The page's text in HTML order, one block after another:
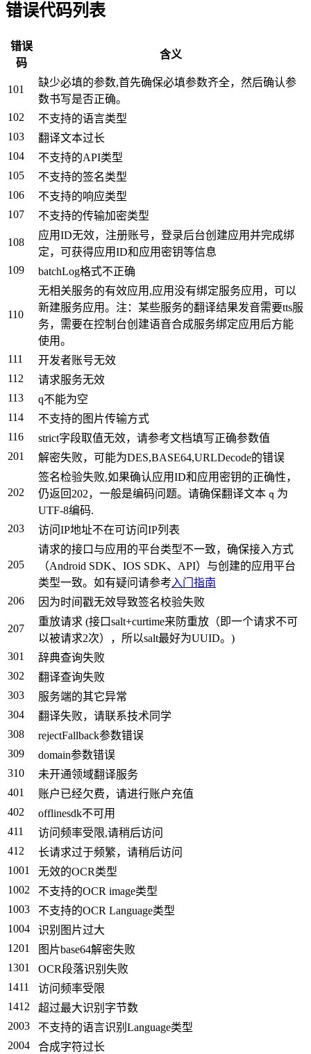
错误代码列表
错误
码
含义
101
缺少必填的参数,首先确保必填参数齐全，然后确认参
数书写是否正确。
102
不支持的语言类型
103
翻译文本过长
104
不支持的API类型
105
不支持的签名类型
106
不支持的响应类型
107
不支持的传输加密类型
108
应用ID无效，注册账号，登录后台创建应用并完成绑
定，可获得应用ID和应用密钥等信息
109
batchLog格式不正确
110
无相关服务的有效应用,应用没有绑定服务应用，可以
新建服务应用。注：某些服务的翻译结果发音需要tts服
务，需要在控制台创建语音合成服务绑定应用后方能
使用。
111
开发者账号无效
112
请求服务无效
113
q不能为空
114
不支持的图片传输方式
116
strict字段取值无效，请参考文档填写正确参数值
201
解密失败，可能为DES,BASE64,URLDecode的错误
202
签名检验失败,如果确认应用ID和应用密钥的正确性，
仍返回202，一般是编码问题。请确保翻译文本 q 为
UTF-8编码.
203
访问IP地址不在可访问IP列表
205
请求的接口与应用的平台类型不一致，确保接入方式
（Android SDK、IOS SDK、API）与创建的应用平台
类型一致。如有疑问请参考 入门指南
206
因为时间戳无效导致签名校验失败
207
重放请求 (接口salt+curtime来防重放（即一个请求不可
以被请求2次），所以salt最好为UUID。)
301
辞典查询失败
302
翻译查询失败
303
服务端的其它异常
304
翻译失败，请联系技术同学
308
rejectFallback参数错误
309
domain参数错误
310
未开通领域翻译服务
401
账户已经欠费，请进行账户充值
402
offlinesdk不可用
411
访问频率受限,请稍后访问
412
长请求过于频繁，请稍后访问
1001
无效的OCR类型
1002
不支持的OCR image类型
1003
不支持的OCR Language类型
1004
识别图片过大
1201
图片base64解密失败
1301
OCR段落识别失败
1411
访问频率受限
1412
超过最大识别字节数
2003
不支持的语言识别Language类型
2004
合成字符过长